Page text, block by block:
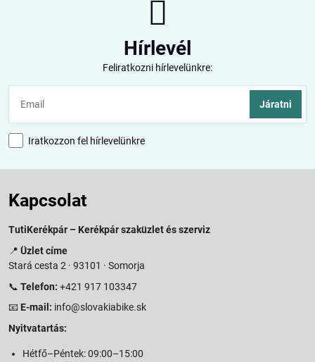
Hírlevél
Feliratkozni hírlevelünkre:
Járatni
Iratkozzon fel hírlevelünkre
Kapcsolat
TutiKerékpár – Kerékpár szaküzlet és szerviz
📍 Üzlet címe
Stará cesta 2 · 93101 · Somorja
📞 Telefon: +421 917 103347
📧 E-mail: info@slovakiabike.sk
Nyitvatartás:
Hétfő–Péntek: 09:00–15:00